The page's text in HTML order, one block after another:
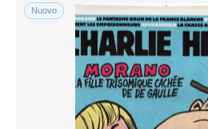
Nuovo